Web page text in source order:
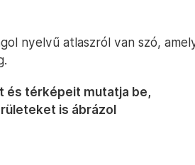
nyelvű atlaszról van szó,
és térképeit mutatja be,
is ábrázol